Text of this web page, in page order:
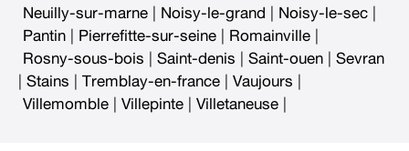
Neuilly-sur-marne
Noisy-le-grand Noisy-le-sec
Pantin
Pierrefitte-sur-seine Romainville
Rosny-sous-bois
Saint-denis Saint-ouen
Sevran
Stains Tremblay-en-france Vaujours
Villemomble
Villepinte Villetaneuse